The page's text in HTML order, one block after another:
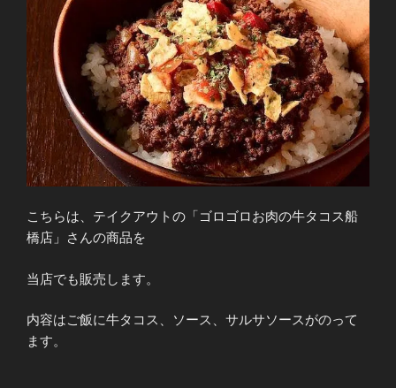
こちらは、テイクアウトの「ゴロゴロお肉の牛タコス船
橋店」さんの商品を
当店でも販売します。
内容はご飯に牛タコス、ソース、サルサソースがのって
ます。